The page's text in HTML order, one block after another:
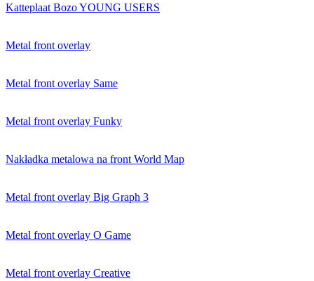
Katteplaat Bozo YOUNG USERS
Metal front overlay
Metal front overlay Same
Metal front overlay Funky
Nakładka metalowa na front World Map
Metal front overlay Big Graph 3
Metal front overlay O Game
Metal front overlay Creative